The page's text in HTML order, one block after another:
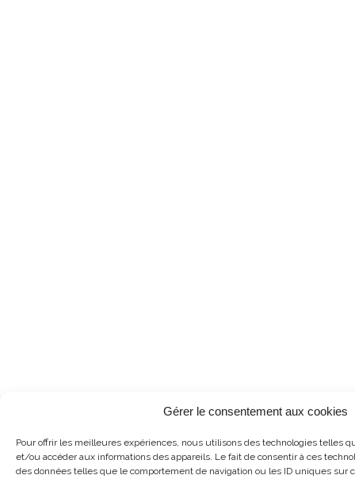
Gérer le consentement aux cookies
Pour offrir les meilleures expériences, nous utilisons des technologies telles
et/ou accéder aux informations des appareils. Le fait de consentir à ces
des données telles que le comportement de navigation ou les ID uniques sur